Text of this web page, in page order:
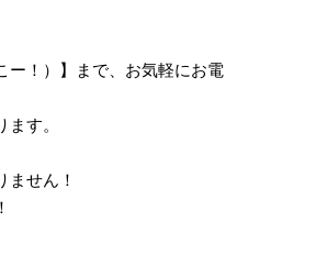
ー！）】まで、お気軽にお電
す。
せん！